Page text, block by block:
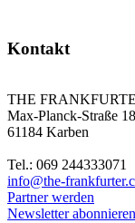
Kontakt
THE
Max-Planck-Straße 18
61184 Karben
Tel.: 069 244333071
info@the-
Partner werden
Newsletter abonnieren